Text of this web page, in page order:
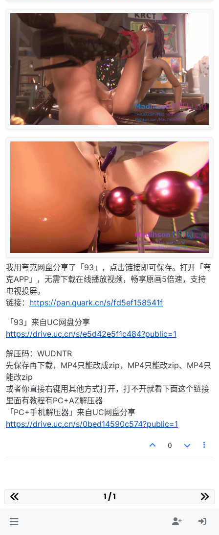
我用夸克网盘分享了「93」，点击链接即可保存。打开「夸
克APP」，无需下载在线播放视频，畅享原画5倍速，支持
电视投屏。
链接： https://pan.quark.cn/s/fd5ef158541f
「93」来自UC网盘分享
https://drive.uc.cn/s/e5d42e5f1c484?public=1
解压码：WUDNTR
先保存再下载，MP4只能改成zip，MP4只能改zip、MP4只
能改zip
或者你直接右键用其他方式打开，打不开就看下面这个链接
里面有教程有PC+AZ解压器
「PC+手机解压器」来自UC网盘分享
https://drive.uc.cn/s/0bed14590c574?public=1
0
1 / 1